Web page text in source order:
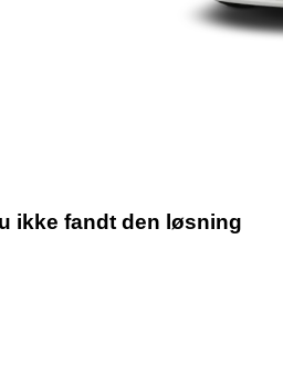
ikke fandt den løsning